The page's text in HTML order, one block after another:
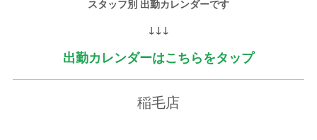
スタッフ別 出勤カレンダーです
↓↓↓
出勤カレンダーはこちらをタップ
稲毛店